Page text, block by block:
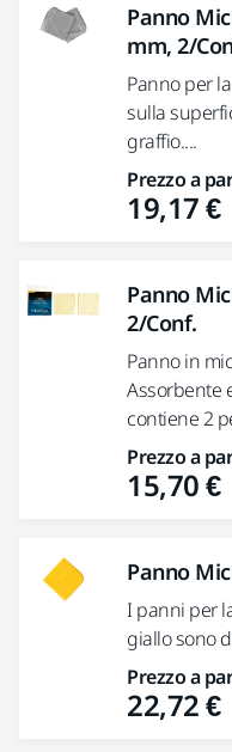
Panno
mm, 2/
Panno per
sulla
graffio....
Prezzo a
19,17 €
Panno
2/Conf.
Panno in
Assorbente
contiene 2
Prezzo a
15,70 €
Panno
I panni per
giallo sono
Prezzo a
22,72 €